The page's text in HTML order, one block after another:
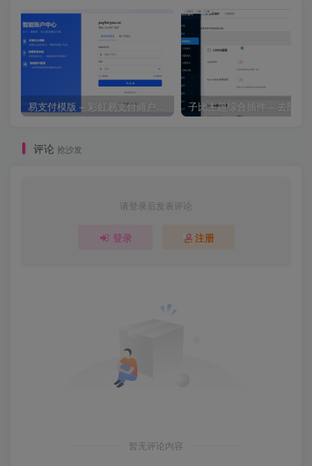
易支付模版 – 彩虹易支付商户登录页模板 子比主题综合插件 – 去除授
评论 抢沙发
请登录后发表评论
登录 注册
暂无评论内容